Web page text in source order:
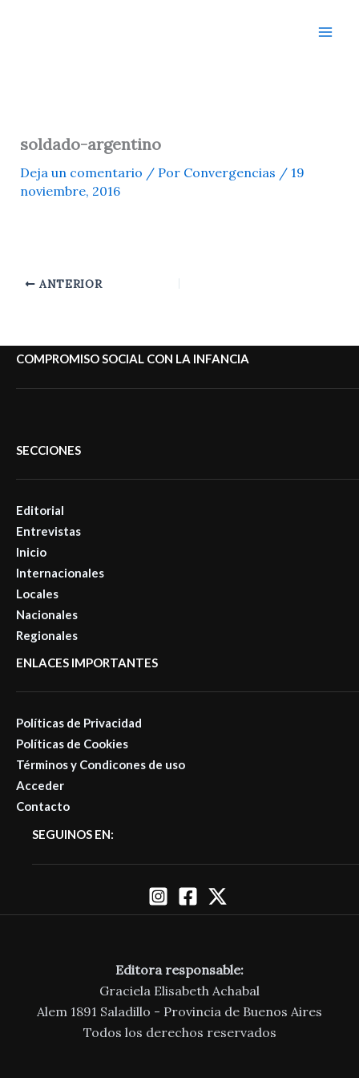
soldado-argentino
Deja un comentario / Por Convergencias / 19
noviembre, 2016
ANTERIOR
COMPROMISO SOCIAL CON LA INFANCIA
SECCIONES
Editorial
Entrevistas
Inicio
Internacionales
Locales
Nacionales
Regionales
ENLACES IMPORTANTES
Políticas de Privacidad
Políticas de Cookies
Términos y Condicones de uso
Acceder
Contacto
SEGUINOS EN:
Editora responsable:
Graciela Elisabeth Achabal
Alem 1891 Saladillo - Provincia de Buenos Aires
Todos los derechos reservados